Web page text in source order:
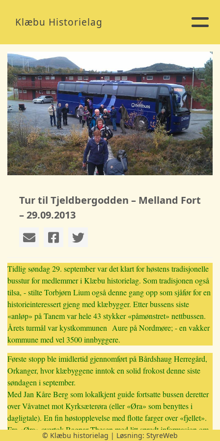
Klæbu Historielag
Tur til Tjeldbergodden – Melland Fort
– 29.09.2013
Tidlig søndag 29. september var det klart for høstens tradisjonelle
busstur for medlemmer i Klæbu historielag. Som tradisjonen også
tilsa, - stilte Torbjørn Lium også denne gang opp som sjåfør for en
historieinteressert gjeng med klæbygger. Etter bussens siste
«anløp» på Tanem var hele 43 stykker «påmønstret» nettbussen.
Årets turmål var kystkommunen Aure på Nordmøre; - en vakker
kommune med vel 3500 innbyggere.
Første stopp ble imidlertid gjennomført på Bårdshaug Herregård,
Orkanger, hvor klæbyggene inntok en solid frokost denne siste
søndagen i september.
Med Jan Kåre Berg som lokalkjent guide fortsatte bussen deretter
over Våvatnet mot Kyrksæterøra (eller «Øra» som benyttes i
dagligtale). En fin høstopplevelse med flotte farger over «fjellet».
Fra «Øra» overtok Ragnar Thesen med litt spredt informasjon om
© Klæbu historielag | Løsning: StyreWeb